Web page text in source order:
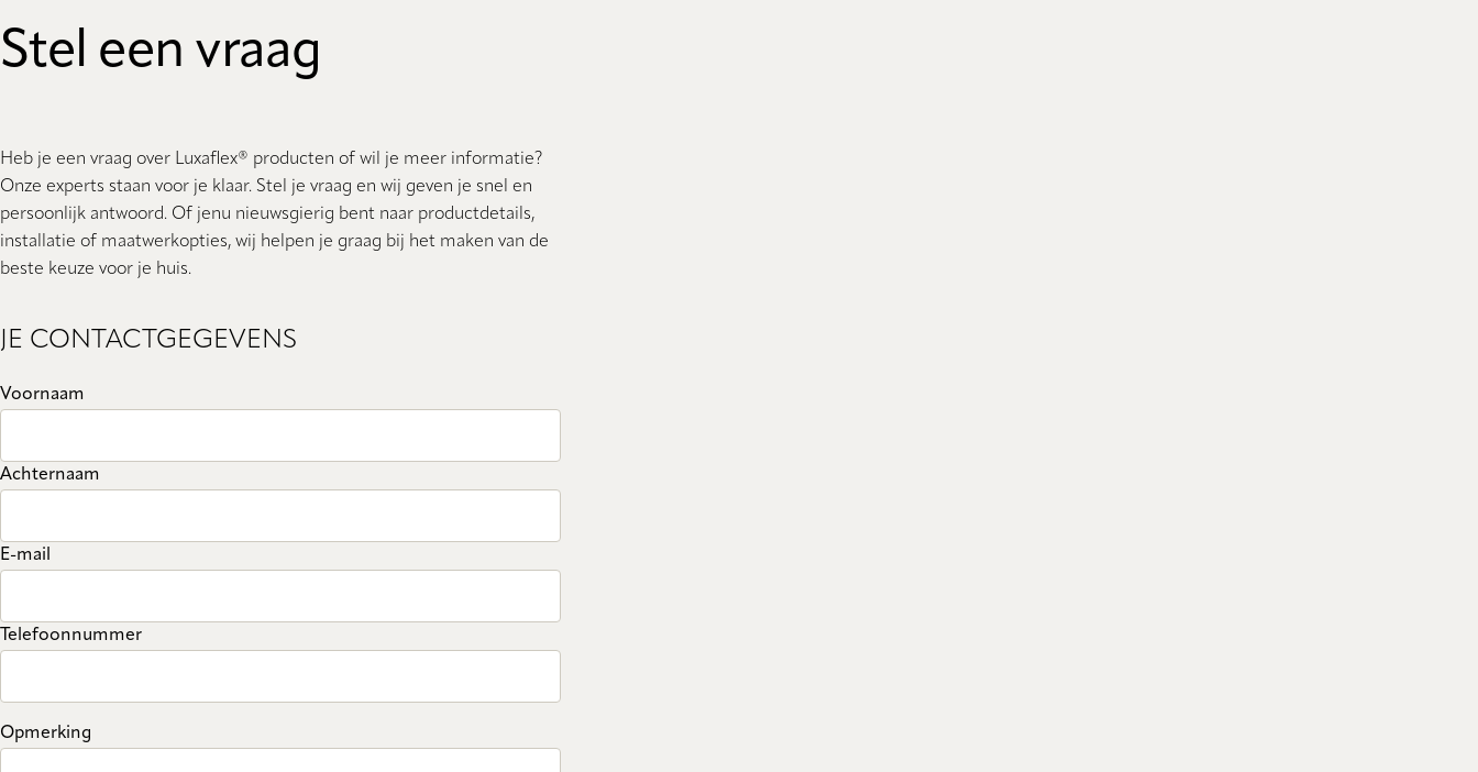
Stel een vraag
Heb je een vraag over Luxaflex® producten of wil je meer informatie?
Onze experts staan ​​voor je klaar. Stel je vraag en wij geven je snel en
persoonlijk antwoord. Of jenu nieuwsgierig bent naar productdetails,
installatie of maatwerkopties, wij helpen je graag bij het maken van de
beste keuze voor je huis.
JE CONTACTGEGEVENS
Voornaam
Achternaam
E-mail
Telefoonnummer
Opmerking